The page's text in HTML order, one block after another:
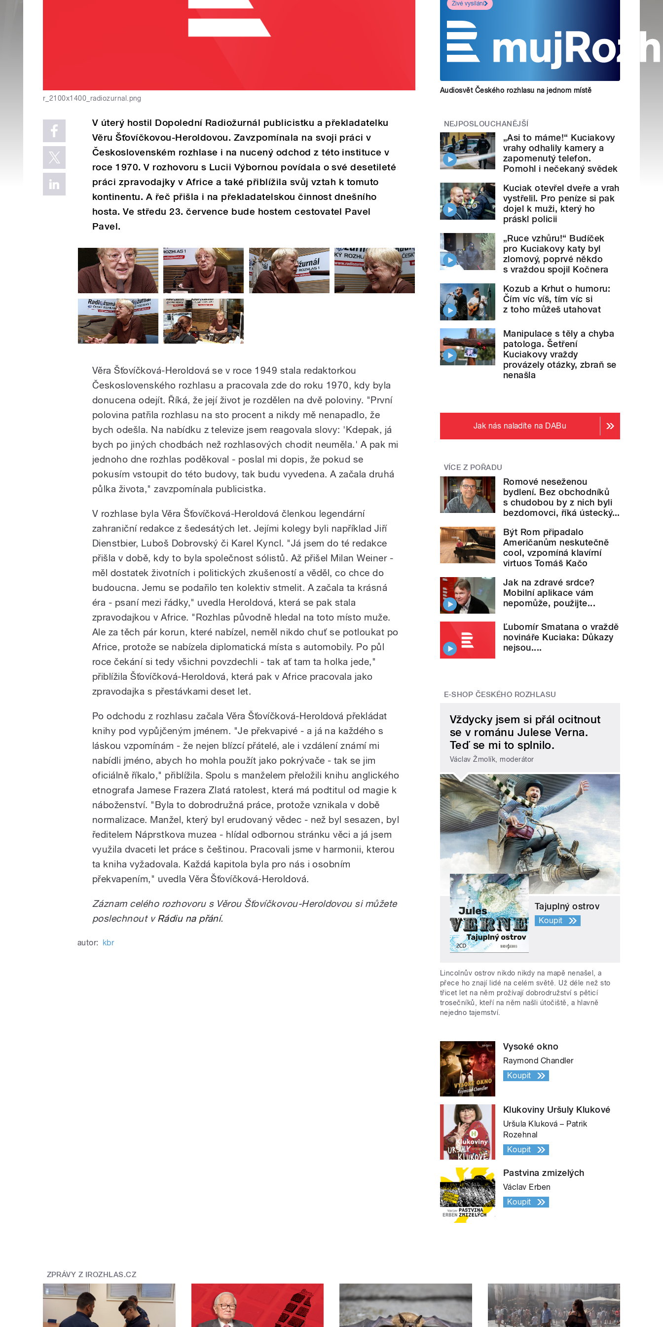
r_2100x1400_radiozurnal.png
V úterý hostil Dopolední Radiožurnál publicistku a překladatelku
Věru Šťovíčkovou-Heroldovou. Zavzpomínala na svoji práci v
Československém rozhlase i na nucený odchod z této instituce v
roce 1970. V rozhovoru s Lucii Výbornou povídala o své desetileté
práci zpravodajky v Africe a také přiblížila svůj vztah k tomuto
kontinentu. A řeč přišla i na překladatelskou činnost dnešního
hosta. Ve středu 23. července bude hostem cestovatel Pavel
Pavel.
Věra Šťovíčková-Heroldová se v roce 1949 stala redaktorkou
Československého rozhlasu a pracovala zde do roku 1970, kdy byla
donucena odejít. Říká, že její život je rozdělen na dvě poloviny. "První
polovina patřila rozhlasu na sto procent a nikdy mě nenapadlo, že
bych odešla. Na nabídku z televize jsem reagovala slovy: 'Kdepak, já
bych po jiných chodbách než rozhlasových chodit neuměla.' A pak mi
jednoho dne rozhlas poděkoval - poslal mi dopis, že pokud se
pokusím vstoupit do této budovy, tak budu vyvedena. A začala druhá
půlka života," zavzpomínala publicistka.
V rozhlase byla Věra Šťovíčková-Heroldová členkou legendární
zahraniční redakce z šedesátých let. Jejími kolegy byli například Jiří
Dienstbier, Luboš Dobrovský či Karel Kyncl. "Já jsem do té redakce
přišla v době, kdy to byla společnost sólistů. Až přišel Milan Weiner -
měl dostatek životních i politických zkušeností a věděl, co chce do
budoucna. Jemu se podařilo ten kolektiv stmelit. A začala ta krásná
éra - psaní mezi řádky," uvedla Heroldová, která se pak stala
zpravodajkou v Africe. "Rozhlas původně hledal na toto místo muže.
Ale za těch pár korun, které nabízel, neměl nikdo chuť se potloukat po
Africe, protože se nabízela diplomatická místa s automobily. Po půl
roce čekání si tedy všichni povzdechli - tak ať tam ta holka jede,"
přiblížila Šťovíčková-Heroldová, která pak v Africe pracovala jako
zpravodajka s přestávkami deset let.
Po odchodu z rozhlasu začala Věra Šťovíčková-Heroldová překládat
knihy pod vypůjčeným jménem. "Je překvapivé - a já na každého s
láskou vzpomínám - že nejen blízcí přátelé, ale i vzdálení známí mi
nabídli jméno, abych ho mohla použít jako pokrývače - tak se jim
oficiálně říkalo," přiblížila. Spolu s manželem přeložili knihu anglického
etnografa Jamese Frazera Zlatá ratolest, která má podtitul od magie k
náboženství. "Byla to dobrodružná práce, protože vznikala v době
normalizace. Manžel, který byl erudovaný vědec - než byl sesazen, byl
ředitelem Náprstkova muzea - hlídal odbornou stránku věci a já jsem
využila dvaceti let práce s češtinou. Pracovali jsme v harmonii, kterou
ta kniha vyžadovala. Každá kapitola byla pro nás i osobním
překvapením," uvedla Věra Šťovíčková-Heroldová.
Záznam celého rozhovoru s Věrou Šťovíčkovou-Heroldovou si můžete
poslechnout vRádiu na přání.
autor: kbr
Živé vysílání
Audiosvět Českého rozhlasu na jednom místě
NEJPOSLOUCHANĚJŠÍ
„Asi to máme!“ Kuciakovy
vrahy odhalily kamery a
zapomenutý telefon.
Pomohl i nečekaný svědek
Kuciak otevřel dveře a vrah
vystřelil. Pro peníze si pak
dojel k muži, který ho
práskl policii
„Ruce vzhůru!“ Budíček
pro Kuciakovy katy byl
zlomový, poprvé někdo
s vraždou spojil Kočnera
Kozub a Krhut o humoru:
Čím víc víš, tím víc si
z toho můžeš utahovat
Manipulace s těly a chyba
patologa. Šetření
Kuciakovy vraždy
provázely otázky, zbraň se
nenašla
Jak nás naladíte na DABu
VÍCE Z POŘADU
Romové neseženou
bydlení. Bez obchodníků
s chudobou by z nich byli
bezdomovci, říká ústecký...
Být Rom připadalo
Američanům neskutečně
cool, vzpomíná klavírní
virtuos Tomáš Kačo
Jak na zdravé srdce?
Mobilní aplikace vám
nepomůže, použijte...
Ľubomír Smatana o vraždě
novináře Kuciaka: Důkazy
nejsou....
E-SHOP ČESKÉHO ROZHLASU
Vždycky jsem si přál ocitnout
se v románu Julese Verna.
Teď se mi to splnilo.
Václav Žmolík, moderátor
Tajuplný ostrov
Koupit
Lincolnův ostrov nikdo nikdy na mapě nenašel, a
přece ho znají lidé na celém světě. Už déle než sto
třicet let na něm prožívají dobrodružství s pěticí
trosečníků, kteří na něm našli útočiště, a hlavně
nejedno tajemství.
Vysoké okno
Raymond Chandler
Koupit
Klukoviny Uršuly Klukové
Uršula Kluková – Patrik
Rozehnal
Koupit
Pastvina zmizelých
Václav Erben
Koupit
ZPRÁVY Z IROZHLAS.CZ